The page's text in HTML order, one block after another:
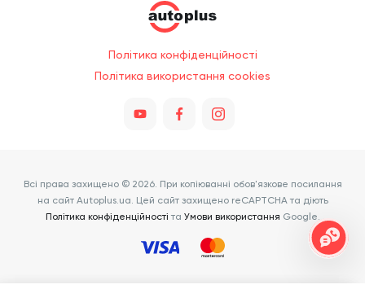
Політика конфіденційності
Політика використання cookies
Всі права захищено © 2026. При копіюванні обов'язкове посилання
на сайт Autoplus.ua. Цей сайт захищено reCAPTCHA та діють
Політика конфіденційності та Умови використання Google.